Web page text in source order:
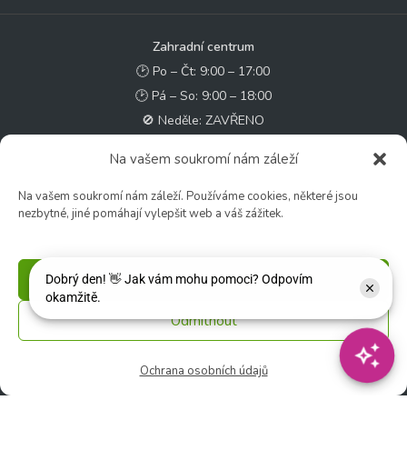
Na vašem soukromí nám záleží
Na vašem soukromí nám záleží. Používáme cookies, některé jsou
nezbytné, jiné pomáhají vylepšit web a váš zážitek.
Příjmout
Odmítnout
Ochrana osobních údajů
Zahradní centrum
🕑 Po – Čt: 9:00 – 17:00
🕑 Pá – So: 9:00 – 18:00
🚫 Neděle: ZAVŘENO
Květinářství
🕑 Ut – Pá: 9:00 - 12:00 │ 13:00 - 17:00
🕑 So: 9:00 – 15:00
Rychlý kontakt:
✉️ e-shop@zcstrakovo.cz
Sledujte nás: